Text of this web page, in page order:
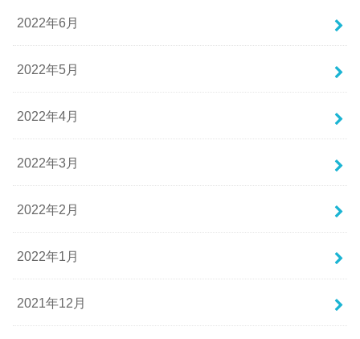
2022年6月
2022年5月
2022年4月
2022年3月
2022年2月
2022年1月
2021年12月